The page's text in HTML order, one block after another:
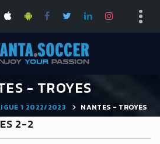
- TROYES
1 2022/2023 NANTES - TROYES
2-2